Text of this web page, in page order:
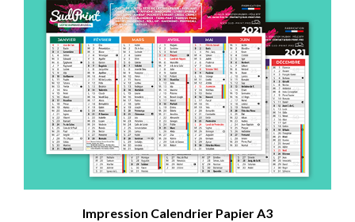
Impression Calendrier Papier A3